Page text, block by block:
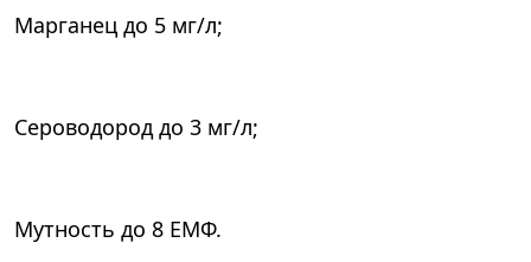
Марганец до 5 мг/л;
Сероводород до 3 мг/л;
Мутность до 8 ЕМФ.